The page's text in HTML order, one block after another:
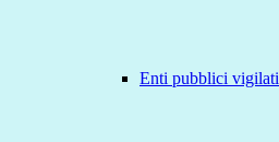
Enti pubblici vigilati